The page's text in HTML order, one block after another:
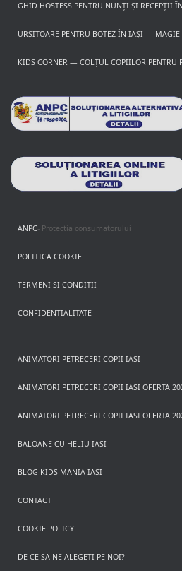
GHID HOSTESS PENTRU NUNȚI ȘI RECEPȚII
URSITOARE PENTRU BOTEZ ÎN IAȘI —
KIDS CORNER — COLȚUL COPIILOR PENTRU
ANPC- Protectia consumatorului
POLITICA COOKIE
TERMENI SI CONDITII
CONFIDENTIALITATE
ANIMATORI PETRECERI COPII IASI
ANIMATORI PETRECERI COPII IASI OFERTA
ANIMATORI PETRECERI COPII IASI OFERTA
BALOANE CU HELIU IASI
BLOG KIDS MANIA IASI
CONTACT
COOKIE POLICY
DE CE SA NE ALEGETI PE NOI?